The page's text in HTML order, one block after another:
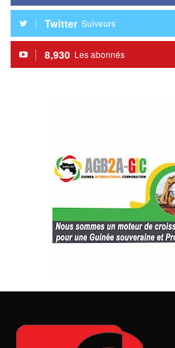
Twitter Suiveurs
8,930 Les abonnés